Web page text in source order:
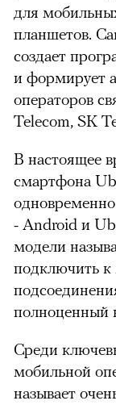
для
планшетов.
создает
и формирует
операторов
Telecom, SK
В настоящее
смартфона
- Android и
модели
подключить к
полноценный
Среди
мобильной
называет